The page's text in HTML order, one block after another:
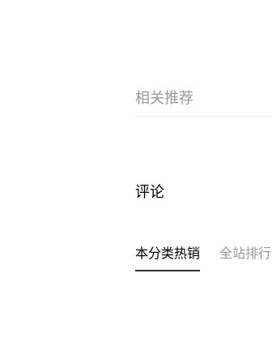
相关推荐
评论
本分类热销 全站排行